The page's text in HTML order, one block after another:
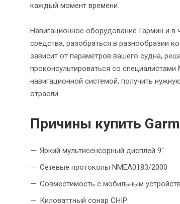
каждый момент времени.
Навигационное оборудование Гармин и в
средства, разобраться в разнообразии
зависит от параметров вашего судна,
проконсультироваться со
навигационной системой, получить
отрасли.
Причины купить
Яркий мультисенсорный дисплей 9"
Сетевые протоколы NMEA0183/2000
Совместимость с мобильным
Киловаттный сонар CHIP